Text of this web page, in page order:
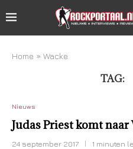
Home » Wacke
TAG:
Nieuws
Judas Priest komt naar
24 september 2017 1 minuten